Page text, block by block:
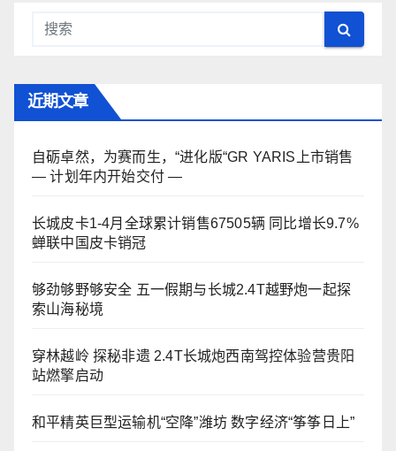
近期文章
自砺卓然，为赛而生，“进化版“GR YARIS上市销售
— 计划年内开始交付 —
长城皮卡1-4月全球累计销售67505辆 同比增长9.7%
蝉联中国皮卡销冠
够劲够野够安全 五一假期与长城2.4T越野炮一起探
索山海秘境
穿林越岭 探秘非遗 2.4T长城炮西南驾控体验营贵阳
站燃擎启动
和平精英巨型运输机“空降”潍坊 数字经济“筝筝日上”